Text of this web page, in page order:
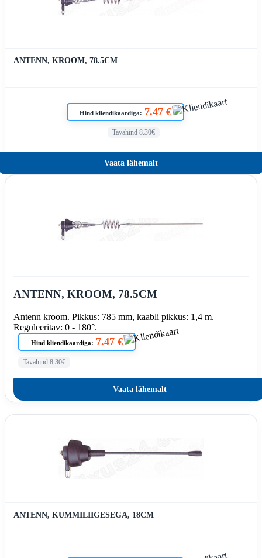
ANTENN, KROOM, 78.5CM
Hind kliendikaardiga: 7.47 €
Tavahind 8.30€
Vaata lähemalt
ANTENN, KROOM, 78.5CM
Antenn kroom. Pikkus: 785 mm, kaabli pikkus: 1,4 m.
Reguleeritav: 0 - 180°.
Hind kliendikaardiga: 7.47 €
Tavahind 8.30€
Vaata lähemalt
ANTENN, KUMMILIIGESEGA, 18CM